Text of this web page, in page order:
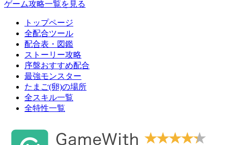
ゲーム攻略一覧を見る
トップページ
全配合ツール
配合表・図鑑
ストーリー攻略
序盤おすすめ配合
最強モンスター
たまご(卵)の場所
全スキル一覧
全特性一覧